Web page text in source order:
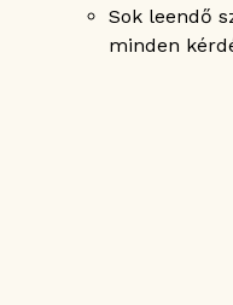
Sok leendő
minden